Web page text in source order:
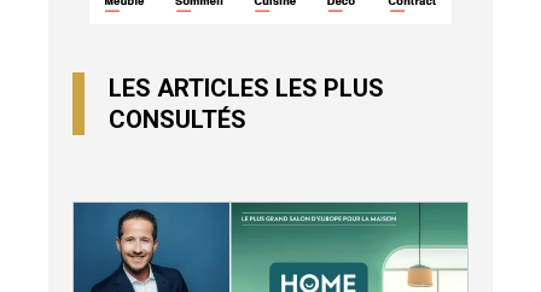
LES ARTICLES LES PLUS
CONSULTÉS